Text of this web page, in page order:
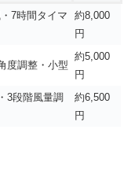
7時間タイマ
約8,000
円
度調整・小型
約5,000
円
3段階風量調
約6,500
円